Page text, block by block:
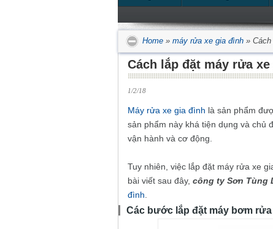
Home » máy rửa xe gia đình »
Cách lắp đặt máy rửa
1/2/18
Máy rửa xe gia đình là sản phẩm
sản phẩm này khá tiện dụng và chủ
vận hành và cơ động.
Tuy nhiên, việc lắp đặt máy rửa xe
bài viết sau đây, công ty Sơn Tùng
đình.
Các bước lắp đặt máy bơm